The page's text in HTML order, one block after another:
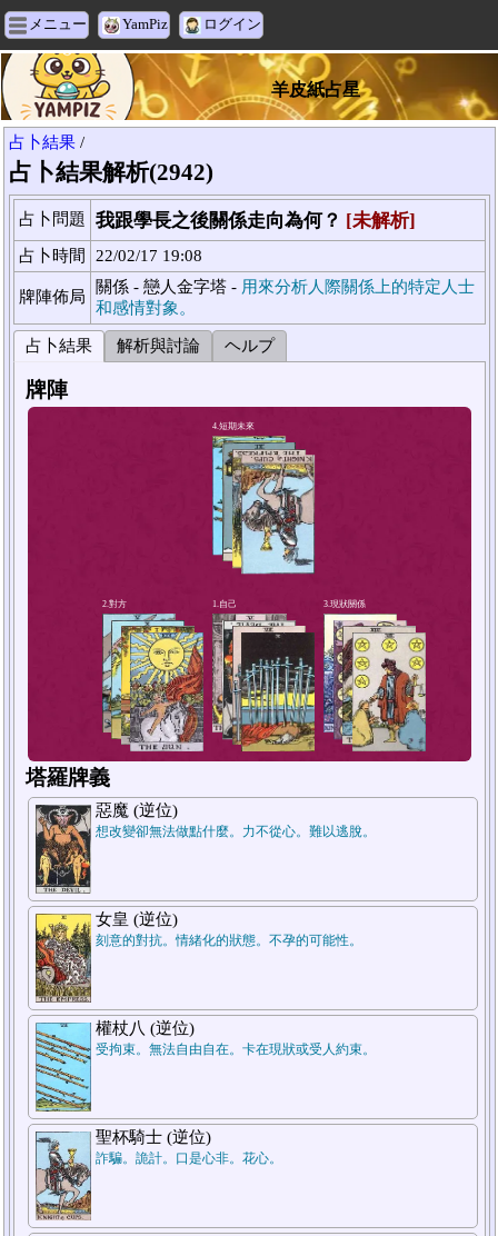
メニュー YamPiz ログイン
羊皮紙占星
占卜結果 /
占卜結果解析(2942)
占卜問題 我跟學長之後關係走向為何？ [未解析]
占卜時間 22/02/17 19:08
牌陣佈局
關係 - 戀人金字塔 - 用來分析人際關係上的特定人士
和感情對象。
占卜結果 解析與討論 ヘルプ
牌陣
2.對方
4.短期未來
塔羅牌義
惡魔 (逆位)
想改變卻無法做點什麼。力不從心。難以逃脫。
女皇 (逆位)
刻意的對抗。情緒化的狀態。不孕的可能性。
權杖八 (逆位)
受拘束。無法自由自在。卡在現狀或受人約束。
聖杯騎士 (逆位)
詐騙。詭計。口是心非。花心。